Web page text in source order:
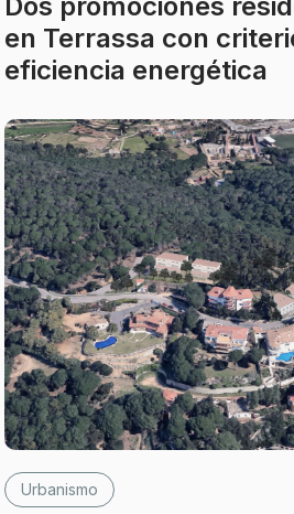
en Terrassa con
eficiencia energética
Urbanismo